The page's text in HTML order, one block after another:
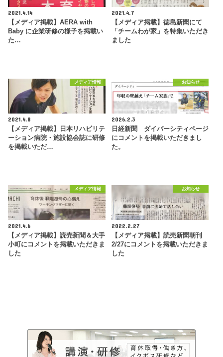
2021.4.14
【メディア掲載】AERA with
Baby に企業研修の様子を掲載い
た…
2021.4.7
【メディア掲載】徳島新聞にて
「チームわが家」を特集いただき
ました
メディア情報
2021.4.8
【メディア掲載】日本リハビリテ
ーション病院・施設協会誌に研修
を掲載いただ…
お知らせ
2026.2.3
日経新聞 ダイバーシティページ
にコメントを掲載いただきまし
た。
メディア情報
2021.4.6
【メディア掲載】読売新聞＆大手
小町にコメントを掲載いただきま
した
お知らせ
2022.2.27
【メディア掲載】読売新聞朝刊
2/27にコメントを掲載いただきま
した